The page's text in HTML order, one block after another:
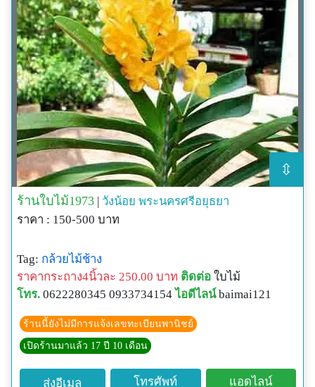
⇳
ร้านใบไม้1973 | วังน้อย พระนครศรีอยุธยา
ราคา : 150-500 บาท
Tag: กล้วยไม้ช้าง
ราคากระถาง4นิ้วละ 250.00 บาท ติดต่อ ใบไม้
โทร. 0622280345 0933734154 ไอดีไลน์ baimai121
ร้านนี้ยังไม่มีการแจ้งเลขทะเบียนพานิชย์
เปิดร้านมาแล้ว 17 ปี 10 เดือน
ส่งอีเมล โทรศัพท์ แอดไลน์